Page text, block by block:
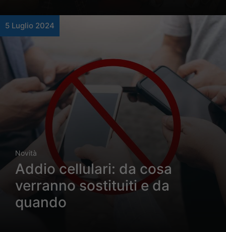
5 Luglio 2024
Novità
Addio cellulari: da cosa
verranno sostituiti e da
quando